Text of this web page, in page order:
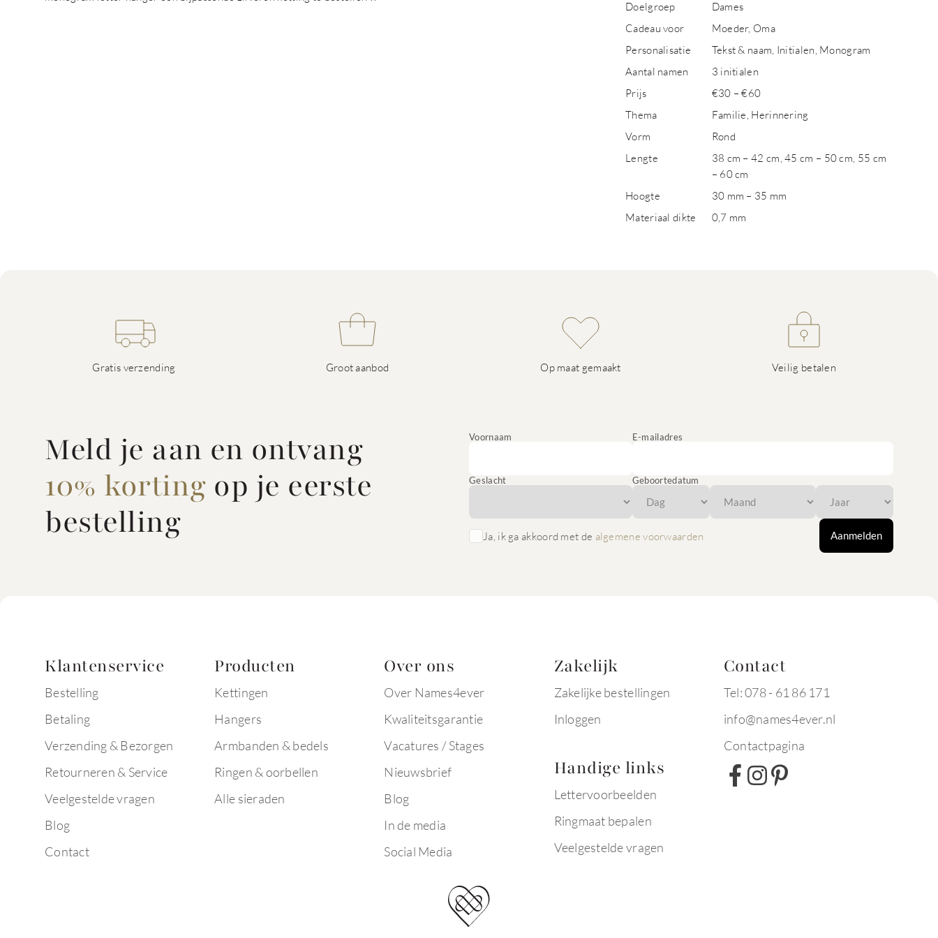
Doelgroep
Dames
Cadeau voor
Moeder, Oma
Personalisatie
Tekst & naam, Initialen, Monogram
Aantal namen
3 initialen
Prijs
€30 – €60
Thema
Familie, Herinnering
Vorm
Rond
Lengte
38 cm – 42 cm, 45 cm – 50 cm, 55 cm
– 60 cm
Hoogte
30 mm – 35 mm
Materiaal dikte
0,7 mm
Gratis verzending Groot aanbod Op maat gemaakt Veilig betalen
Meld je aan en ontvang
10% korting op je eerste
bestelling
Voornaam E-mailadres
Geslacht Geboortedatum
Ja, ik ga akkoord met de algemene voorwaarden Aanmelden
Klantenservice
Bestelling
Betaling
Verzending & Bezorgen
Retourneren & Service
Veelgestelde vragen
Blog
Contact
Producten
Kettingen
Hangers
Armbanden & bedels
Ringen & oorbellen
Alle sieraden
Over ons
Over Names4ever
Kwaliteitsgarantie
Vacatures / Stages
Nieuwsbrief
Blog
In de media
Social Media
Zakelijk
Zakelijke bestellingen
Inloggen
Handige links
Lettervoorbeelden
Ringmaat bepalen
Veelgestelde vragen
Contact
Tel: 078 - 61 86 171
info@names4ever.nl
Contactpagina